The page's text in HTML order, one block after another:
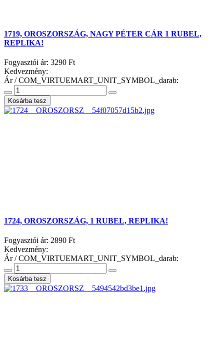
1719, OROSZORSZÁG, NAGY PÉTER CÁR 1 RUBEL,
REPLIKA!
Fogyasztói ár: 3290 Ft
Kedvezmény:
Ár / COM_VIRTUEMART_UNIT_SYMBOL_darab:
1724, OROSZORSZÁG, 1 RUBEL, REPLIKA!
Fogyasztói ár: 2890 Ft
Kedvezmény:
Ár / COM_VIRTUEMART_UNIT_SYMBOL_darab: